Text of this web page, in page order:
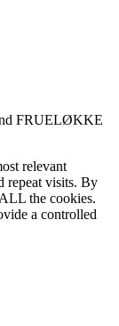
FRUELØKKE
relevant
repeat visits. By
the cookies.
a controlled